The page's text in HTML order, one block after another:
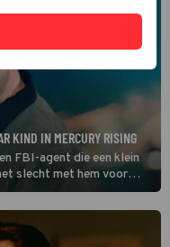
KIND IN MERCURY RISING
FBI-agent die een klein
slecht met hem voor